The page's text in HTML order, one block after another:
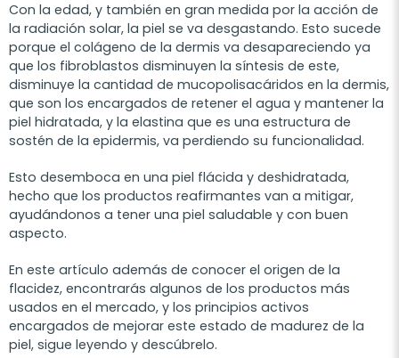
Con la edad, y también en gran medida por la acción de
la radiación solar, la piel se va desgastando. Esto sucede
porque el colágeno de la dermis va desapareciendo ya
que los fibroblastos disminuyen la síntesis de este,
disminuye la cantidad de mucopolisacáridos en la dermis,
que son los encargados de retener el agua y mantener la
piel hidratada, y la elastina que es una estructura de
sostén de la epidermis, va perdiendo su funcionalidad.
Esto desemboca en una piel flácida y deshidratada,
hecho que los productos reafirmantes van a mitigar,
ayudándonos a tener una piel saludable y con buen
aspecto.
En este artículo además de conocer el origen de la
flacidez, encontrarás algunos de los productos más
usados en el mercado, y los principios activos
encargados de mejorar este estado de madurez de la
piel, sigue leyendo y descúbrelo.